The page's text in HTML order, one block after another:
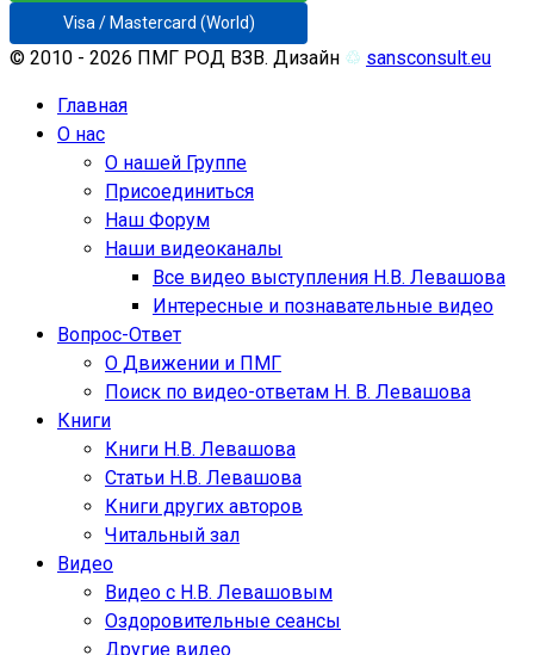
Visa / Mastercard (World)
© 2010 - 2026 ПМГ РОД ВЗВ. Дизайн ♲ sansconsult.eu
Главная
О нас
О нашей Группе
Присоединиться
Наш Форум
Наши видеоканалы
Все видео выступления Н.В. Левашова
Интересные и познавательные видео
Вопрос-Ответ
О Движении и ПМГ
Поиск по видео-ответам Н. В. Левашова
Книги
Книги Н.В. Левашова
Статьи Н.В. Левашова
Книги других авторов
Читальный зал
Видео
Видео с Н.В. Левашовым
Оздоровительные сеансы
Другие видео